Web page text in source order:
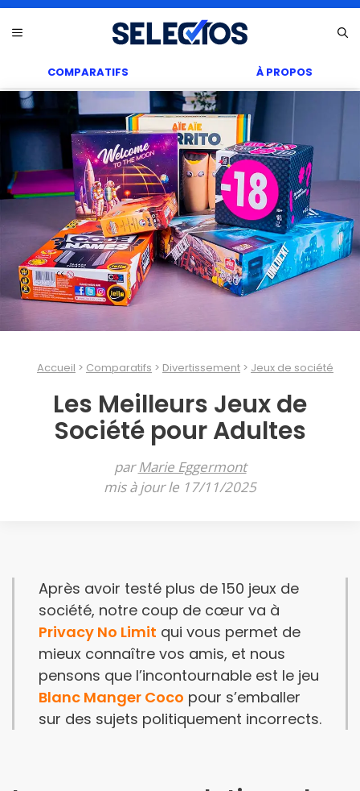
au Menu
COMPARATIFS À PROPOS
Accueil Comparatifs Divertissement Jeux de société
Les Meilleurs Jeux de
Société pour Adultes
parMarie Eggermont
mis à jour le 17/11/2025
Après avoir testé plus de 150 jeux de
société, notre coup de cœur va à
Privacy No Limit qui vous permet de
mieux connaître vos amis, et nous
pensons que l’incontournable est le jeu
Blanc Manger Coco pour s’emballer
sur des sujets politiquement incorrects.